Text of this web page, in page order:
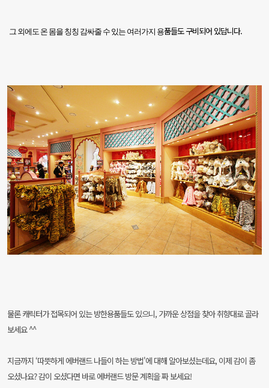
그 외에도 온 몸을 칭칭 감싸줄 수 있는 여러가지 용품들도 구비되어 있답니다.
물론 캐릭터가 접목되어 있는 방한용품들도 있으니, 가까운 상점을 찾아 취향대로 골라
보세요 ^^
지금까지 ‘따뜻하게 에버랜드 나들이 하는 방법'에 대해 알아보셨는데요, 이제 감이 좀
오셨나요? 감이 오셨다면 바로 에버랜드 방문 계획을 짜 보세요!